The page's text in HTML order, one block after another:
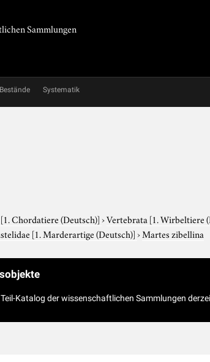
Sammlungen
Bestände Systematik
[1. Chordatiere (Deutsch)]›Vertebrata [1. Wirbeltiere
[1. Marderartige (Deutsch)]›Martes zibellina
Katalog der wissenschaftlichen Sammlungen